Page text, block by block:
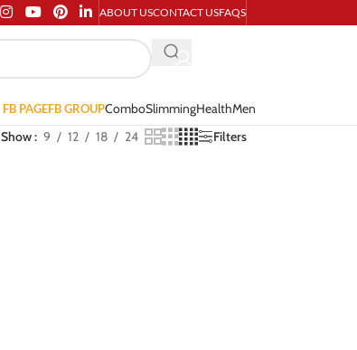
ABOUT USCONTACT USFAQS
FB PAGEFB GROUPComboSlimmingHealthMen
Show 9 12 18 24 Filters